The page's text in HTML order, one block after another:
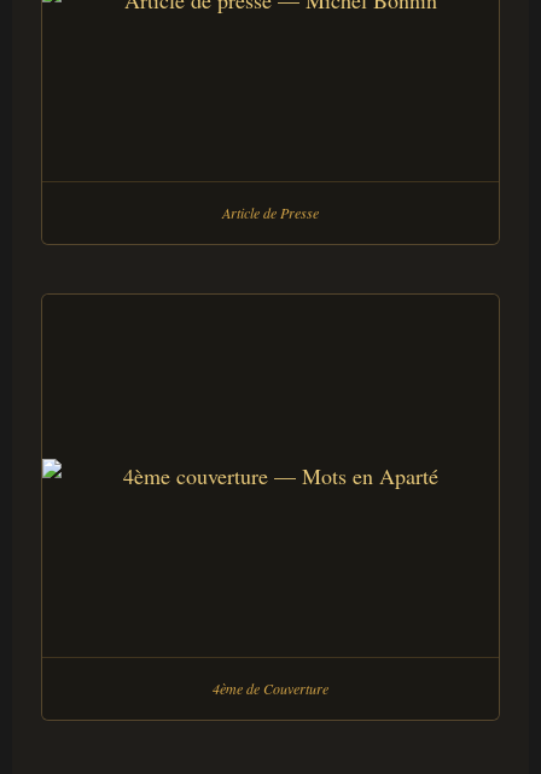
Article de Presse
4ème de Couverture